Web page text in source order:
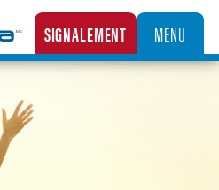
DES CAS D’EXPLOITATION SEXUELLE
SIGNALEMENT MENU